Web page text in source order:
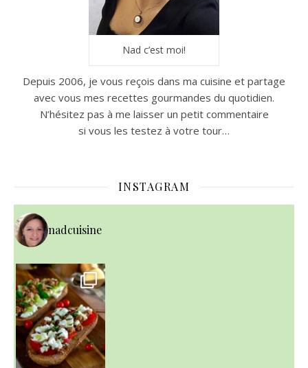
Nad c’est moi!
Depuis 2006, je vous reçois dans ma cuisine et partage
avec vous mes recettes gourmandes du quotidien.
N’hésitez pas à me laisser un petit commentaire
si vous les testez à votre tour…
INSTAGRAM
nadcuisine